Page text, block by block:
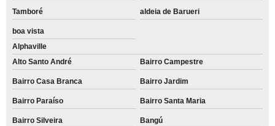
Tamboré aldeia de Barueri
boa vista
Alphaville
Alto Santo André
Bairro Campestre
Bairro Casa Branca Bairro Jardim
Bairro Paraíso Bairro Santa Maria
Bairro Silveira Bangú